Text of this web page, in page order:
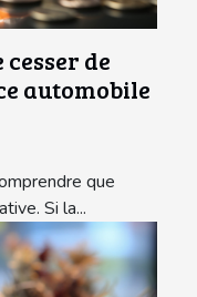
de
automobile
que
Si la...